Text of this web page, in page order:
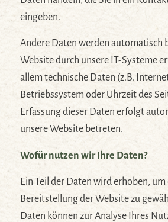
eingeben.
Andere Daten werden automatisch
Website durch unsere IT-Systeme
allem technische Daten (z.B.
Betriebssystem oder Uhrzeit des
Erfassung dieser Daten erfolgt
unsere Website betreten.
Wofür nutzen wir Ihre Daten?
Ein Teil der Daten wird erhoben,
Bereitstellung der Website zu
Daten können zur Analyse Ihres